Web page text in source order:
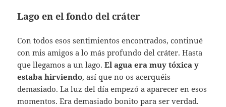
Lago en el fondo del cráter
Con todos esos sentimientos encontrados, continué
con mis amigos a lo más profundo del cráter. Hasta
que llegamos a un lago.El agua era muy tóxica y
estaba hirviendo, así que no os acerquéis
demasiado. La luz del día empezó a aparecer en esos
momentos. Era demasiado bonito para ser verdad.